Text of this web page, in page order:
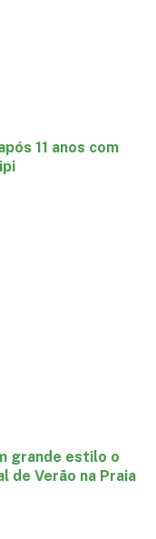
11 anos com
grande estilo o
de Verão na Praia